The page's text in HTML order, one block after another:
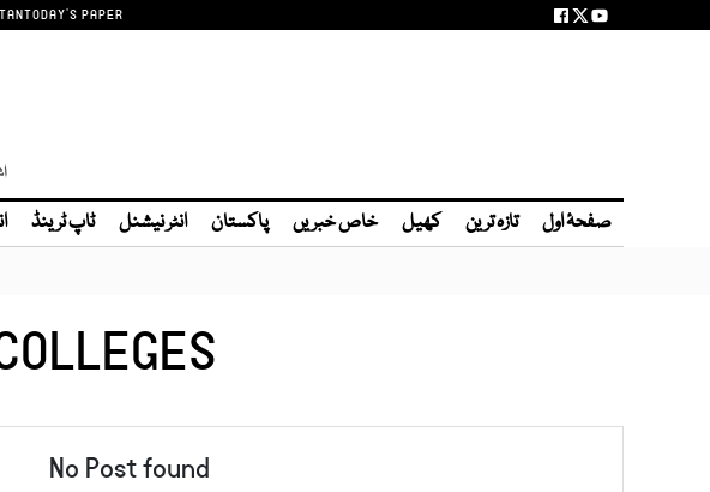
TODAY'S PAPER
صفحۂ اول تازہ ترین کھیل خاص خبریں پاکستان انٹر نیشنل ٹاپ ٹرینڈ
No Post found